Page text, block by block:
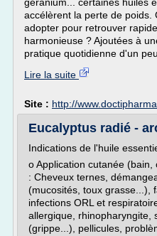
accélèrent la perte de poids.
adopter pour retrouver
harmonieuse ? Ajoutées à
pratique quotidienne d'un
Lire la suite
Site : http://
Eucalyptus radié -
Indications de l'huile
o Application cutanée
: Cheveux ternes,
(mucosités, toux grasse...),
infections ORL et
allergique, rhinopharyngite,
(grippe...), pellicules,